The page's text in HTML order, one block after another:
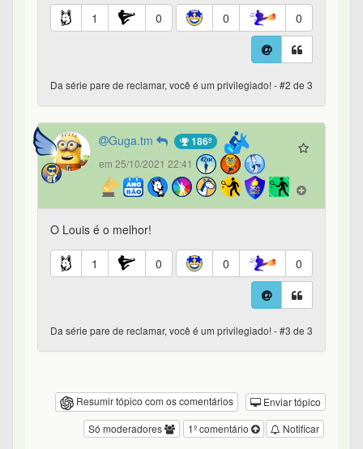
1 0 0 0
Da série pare de reclamar, você é um privilegiado! - #2 de 3
Guga.tm 186º
em 25/10/2021 22:41
O Louis é o melhor!
1 0 0 0
Da série pare de reclamar, você é um privilegiado! - #3 de 3
Resumir tópico com os comentários
Enviar tópico
Notificar
1º comentário
Só moderadores